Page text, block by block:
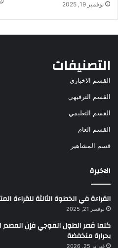
نوفمبر 19, 2025
التصنيفات
القسم الاخباري
القسم الترفيهي
القسم التعليمي
القسم العام
قسم المشاهير
الاخيرة
القراءة في الخطوة الثالثة للقراءة
نوفمبر 21, 2025
كلما قصر الطول الموجي فإن المصدر
بحرارة منخفضة
فبراير 25, 2026